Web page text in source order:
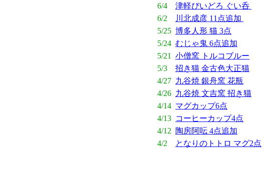
6/4
津軽びいどろ ぐい呑
6/2
川北成彦 11点追加
5/25 博多人形 猫 3点
5/24 むじゃ鬼 6点追加
5/21 小僧窯 トルコブルー
5/3
招き猫 金古色大正猫
4/27 九谷焼 銀舟窯 花瓶
4/26 九谷焼 文吉窯 招き猫
4/14 マグカップ6点
4/13 コーヒーカップ4点
4/12 陶房阿呍 4点追加
4/2
となりのトトロ マグ2点